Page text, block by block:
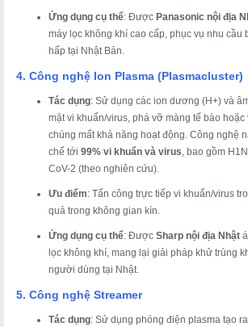
Ứng dụng cụ thể: Được Panasonic nội địa
máy lọc không khí cao cấp, phục vụ nhu cầu
hấp tại Nhật Bản.
4. Công nghệ Ion Plasma (Plasmacluster)
Tác dụng: Sử dụng các ion dương (H+) và
mặt vi khuẩn/virus, phá vỡ màng tế bào hoặc
chúng mất khả năng hoạt động. Công nghệ
chế tới 99% vi khuẩn và virus, bao gồm
CoV-2 (theo nghiên cứu).
Ưu điểm: Tấn công trực tiếp vi khuẩn/virus
quả trong không gian kín.
Ứng dụng cụ thể: Được Sharp nội địa Nhật
lọc không khí, mang lại giải pháp khử trùng
người dùng tại Nhật.
5. Công nghệ Streamer
Tác dụng: Sử dụng phóng điện plasma tạo